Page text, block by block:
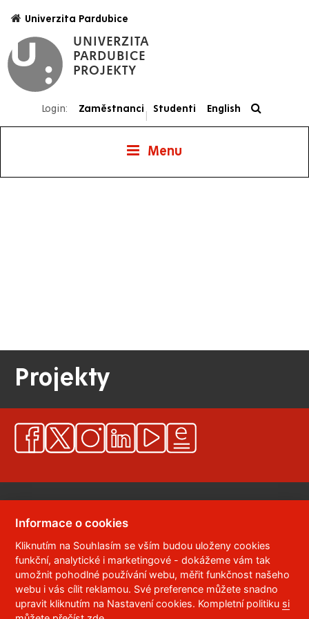
hlavnímu
obsahu
UNIVERZITA
PARDUBICE
PROJEKTY
Univerzita Pardubice
Login: Zaměstnanci
|
Studenti English
Menu
Projekty
© 2023 Univerzita Pardubice,Studentská 95
532 10 Pardubice 2
Telefon: 466 036 111, 466 036 112, 466 036 113
Správce webu ,RSS
Informace o cookies
Kliknutím na Souhlasím se vším budou uloženy cookies
funkční, analytické i marketingové - dokážeme vám tak
umožnit pohodlné používání webu, měřit funkčnost našeho
webu i vás cílit reklamou. Své preference můžete snadno
upravit kliknutím na Nastavení cookies. Kompletní politiku si